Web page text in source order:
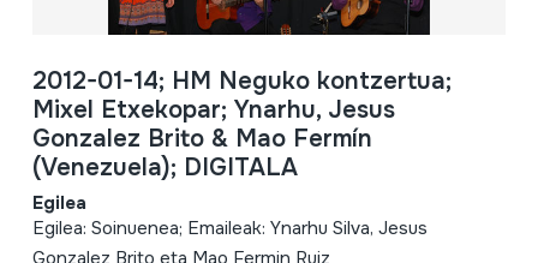
2012-01-14; HM Neguko kontzertua;
Mixel Etxekopar; Ynarhu, Jesus
Gonzalez Brito & Mao Fermín
(Venezuela); DIGITALA
Egilea
Egilea: Soinuenea; Emaileak: Ynarhu Silva, Jesus